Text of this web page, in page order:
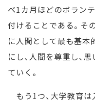
べ1カ月ほどのボラン
付けることである。そ
に人間として最も基本
にし、人間を尊重し、
ていく。
もう1つ、大学教育